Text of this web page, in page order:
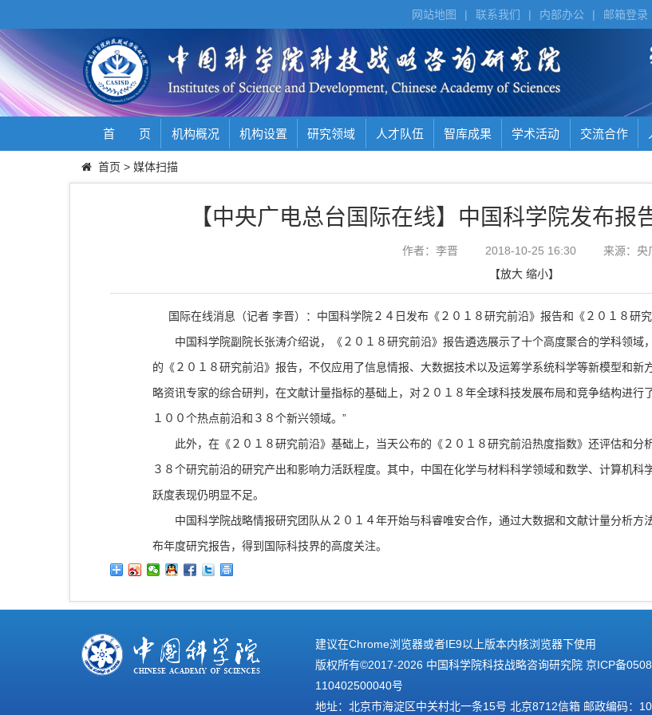
邮箱登录
|
内部办公
|
联系我们
|
网站地图
首 页 机构概况 机构设置 研究领域 人才队伍 智库成果 学术活动 交流合作
首页 > 媒体扫描
【中央广电总台国际在线】中国科学院发布报
作者：李晋 2018-10-25 16:30
来源：央
【放大 缩小】
国际在线消息（记者 李晋）：中国科学院２４日发布《２０１８研究前沿》报告和《２０１８研
中国科学院副院长张涛介绍说，《２０１８研究前沿》报告遴选展示了十个高度聚合的学科领域
的《２０１８研究前沿》报告，不仅应用了信息情报、大数据技术以及运筹学系统科学等新模型和
略资讯专家的综合研判，在文献计量指标的基础上，对２０１８年全球科技发展布局和竞争结构进行
１００个热点前沿和３８个新兴领域。”
此外，在《２０１８研究前沿》基础上，当天公布的《２０１８研究前沿热度指数》还评估和分
３８个研究前沿的研究产出和影响力活跃程度。其中，中国在化学与材料科学领域和数学、计算机
跃度表现仍明显不足。
中国科学院战略情报研究团队从２０１４年开始与科睿唯安合作，通过大数据和文献计量分析方
布年度研究报告，得到国际科技界的高度关注。
建议在Chrome浏览器或者IE9以上版本内核浏览器下使用
版权所有©2017-2026 中国科学院科技战略咨询研究院 京ICP备
110402500040号
地址：北京市海淀区中关村北一条15号 北京8712信箱 邮政编码：